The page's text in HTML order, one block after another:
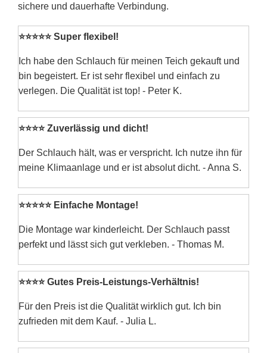
sichere und dauerhafte Verbindung.
⭐⭐⭐⭐⭐ Super flexibel!
Ich habe den Schlauch für meinen Teich gekauft und
bin begeistert. Er ist sehr flexibel und einfach zu
verlegen. Die Qualität ist top! - Peter K.
⭐⭐⭐⭐ Zuverlässig und dicht!
Der Schlauch hält, was er verspricht. Ich nutze ihn für
meine Klimaanlage und er ist absolut dicht. - Anna S.
⭐⭐⭐⭐⭐ Einfache Montage!
Die Montage war kinderleicht. Der Schlauch passt
perfekt und lässt sich gut verkleben. - Thomas M.
⭐⭐⭐⭐ Gutes Preis-Leistungs-Verhältnis!
Für den Preis ist die Qualität wirklich gut. Ich bin
zufrieden mit dem Kauf. - Julia L.